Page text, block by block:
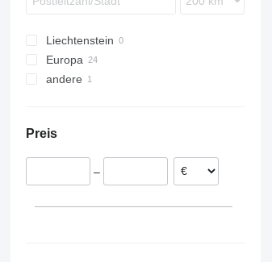
Liechtenstein
Europa
Deutschland
andere
Preis
–